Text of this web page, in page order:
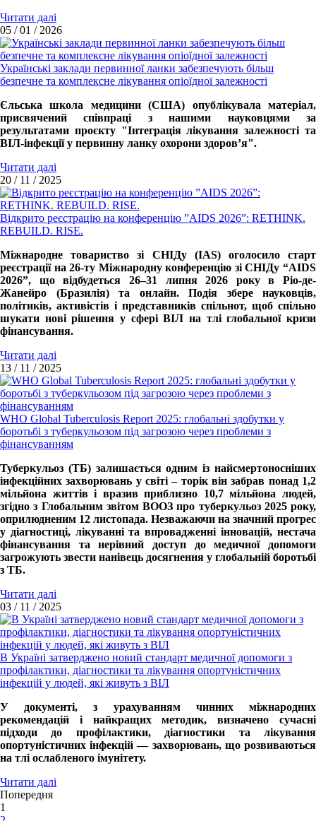
Читати далі
05 / 01 / 2026
Українські заклади первинної ланки забезпечують більш
безпечне та комплексне лікування опіоїдної залежності
Єльська школа медицини (США) опублікувала матеріал,
присвячений співпраці з нашими науковцями за
результатами проєкту "Інтеграція лікування залежності та
ВІЛ-інфекції у первинну ланку охорони здоров’я".
Читати далі
20 / 11 / 2025
Відкрито реєстрацію на конференцію ”AIDS 2026”: RETHINK.
REBUILD. RISE.
Міжнародне товариство зі СНІДу (IAS) оголосило старт
реєстрації на 26-ту Міжнародну конференцію зі СНІДу “AIDS
2026”, що відбудеться 26–31 липня 2026 року в Ріо-де-
Жанейро (Бразилія) та онлайн. Подія збере науковців,
політиків, активістів і представників спільнот, щоб спільно
шукати нові рішення у сфері ВІЛ на тлі глобальної кризи
фінансування.
Читати далі
13 / 11 / 2025
WHO Global Tuberculosis Report 2025: глобальні здобутки у
боротьбі з туберкульозом під загрозою через проблеми з
фінансуванням
Туберкульоз (ТБ) залишається одним із найсмертоносніших
інфекційних захворювань у світі – торік він забрав понад 1,2
мільйона життів і вразив приблизно 10,7 мільйона людей,
згідно з Глобальним звітом ВООЗ про туберкульоз 2025 року,
оприлюдненим 12 листопада. Незважаючи на значний прогрес
у діагностиці, лікуванні та впровадженні інновацій, нестача
фінансування та нерівний доступ до медичної допомоги
загрожують звести нанівець досягнення у глобальній боротьбі
з ТБ.
Читати далі
03 / 11 / 2025
В Україні затверджено новий стандарт медичної допомоги з
профілактики, діагностики та лікування опортуністичних
інфекцій у людей, які живуть з ВІЛ
У документі, з урахуванням чинних міжнародних
рекомендацій і найкращих методик, визначено сучасні
підходи до профілактики, діагностики та лікування
опортуністичних інфекцій — захворювань, що розвиваються
на тлі ослабленого імунітету.
Читати далі
Попередня
1